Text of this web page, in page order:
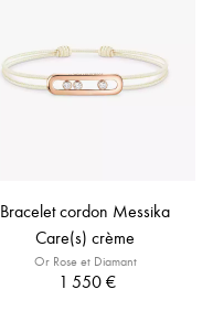
Bracelet cordon Messika
Care(s) crème
Or Rose et Diamant
1 550 €